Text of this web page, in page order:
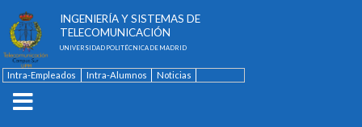
INGENIERÍA Y SISTEMAS DE
TELECOMUNICACIÓN
UNIVERSIDAD POLITÉCNICA DE MADRID
Intra-Empleados Intra-Alumnos
Noticias